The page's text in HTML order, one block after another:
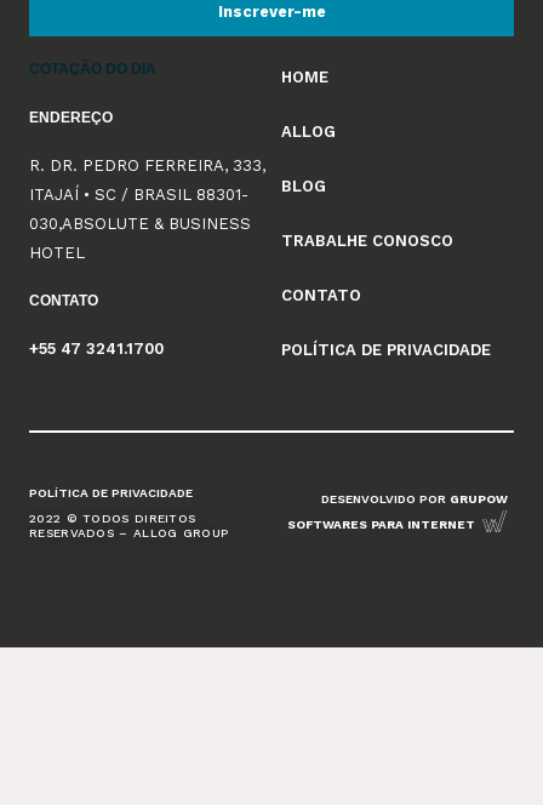
Inscrever-me
COTAÇÃO DO DIA
ENDEREÇO
R. DR. PEDRO FERREIRA, 333,
ITAJAÍ • SC / BRASIL 88301-
030,ABSOLUTE & BUSINESS
HOTEL
CONTATO
+55 47 3241.1700
HOME
ALLOG
BLOG
TRABALHE CONOSCO
CONTATO
POLÍTICA DE PRIVACIDADE
POLÍTICA DE PRIVACIDADE
2022 © TODOS DIREITOS
RESERVADOS – ALLOG GROUP
DESENVOLVIDO POR GRUPOW
SOFTWARES PARA INTERNET